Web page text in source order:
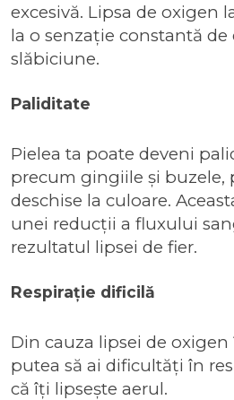
excesivă. Lipsa de oxigen
la o senzație constantă de
slăbiciune.
Paliditate
Pielea ta poate deveni
precum gingiile și buzele,
deschise la culoare.
unei reducții a fluxului
rezultatul lipsei de fier.
Respirație dificilă
Din cauza lipsei de oxigen
putea să ai dificultăți în
că îți lipsește aerul.